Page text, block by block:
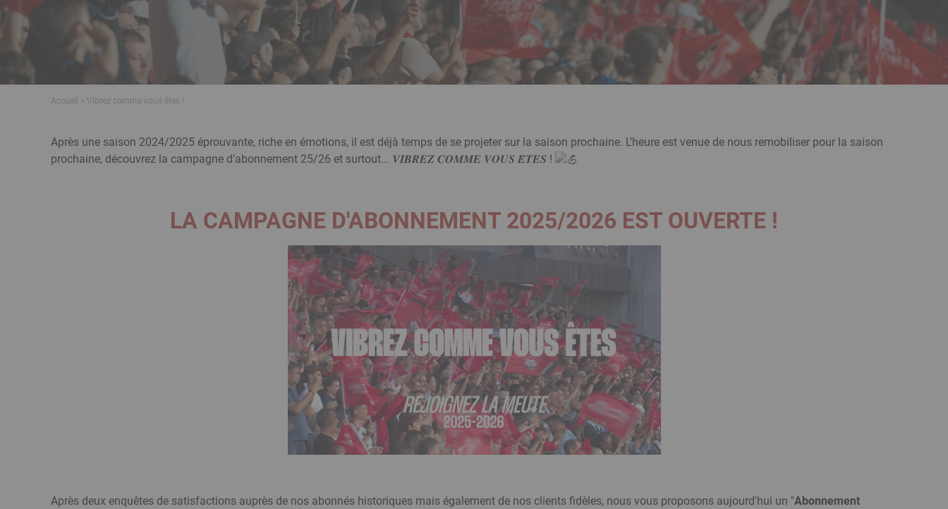
Fil
Accueil Vibrez comme vous êtes !
Texte
riche
Après une saison 2024/2025 éprouvante, riche en émotions, il est déjà temps de se projeter sur la saison prochaine. L’heure est venue de nous remobiliser pour la saison
prochaine, découvrez la campagne d’abonnement 25/26 et surtout... 𝑽𝑰𝑩𝑹𝑬𝒁 𝑪𝑶𝑴𝑴𝑬 𝑽𝑶𝑼𝑺 𝑬̂𝑻𝑬𝑺 !
LA CAMPAGNE D'ABONNEMENT 2025/2026 EST OUVERTE !
Après deux enquêtes de satisfactions auprès de nos abonnés historiques mais également de nos clients fidèles, nous vous proposons aujourd'hui un "Abonnement